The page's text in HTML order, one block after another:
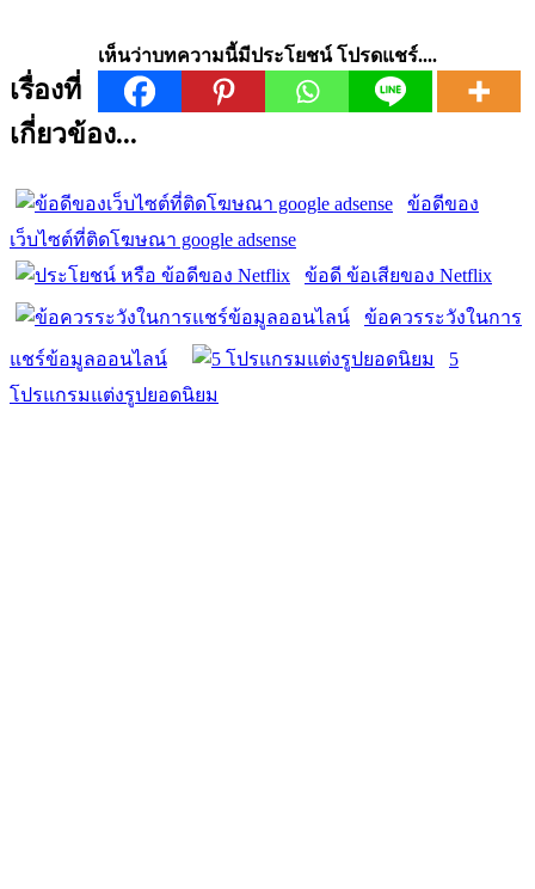
เห็นว่าบทความนี้มีประโยชน์ โปรดแชร์....
เรื่องที่
เกี่ยวข้อง...
ข้อดีของ
เว็บไซต์ที่ติดโฆษณา google adsense
ข้อดี ข้อเสียของ Netflix
ข้อควรระวังในการ
แชร์ข้อมูลออนไลน์
5
โปรแกรมแต่งรูปยอดนิยม